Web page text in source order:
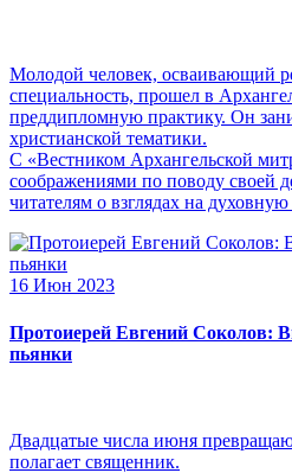
Молодой человек, осваивающий
специальность, прошел в
преддипломную практику. Он
христианской тематики.
С «Вестником Архангельской
соображениями по поводу своей
читателям о взглядах на
16 Июн 2023
Протоиерей Евгений Соколов:
пьянки
Двадцатые числа июня
полагает священник.